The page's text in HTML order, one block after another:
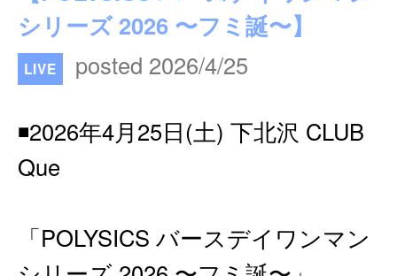
シリーズ 2026 〜フミ誕〜】
LIVE posted 2026/4/25
◾️2026年4月25日(土) 下北沢 CLUB
Que
「POLYSICS バースデイワンマン